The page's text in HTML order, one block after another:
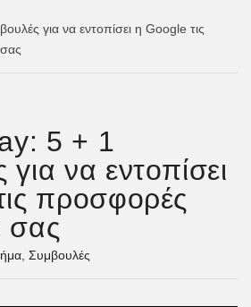
για να εντοπίσει η Google τις
5 + 1
να εντοπίσει
προσφορές
σας
Συμβουλές